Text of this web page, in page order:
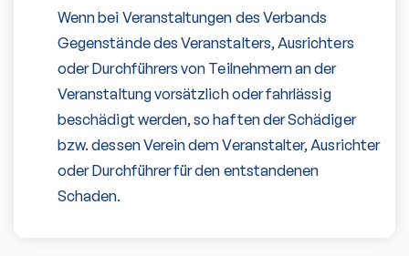
Wenn bei Veranstaltungen des Verbands
Gegenstände des Veranstalters, Ausrichters
oder Durchführers von Teilnehmern an der
Veranstaltung vorsätzlich oder fahrlässig
beschädigt werden, so haften der Schädiger
bzw. dessen Verein dem Veranstalter, Ausrichter
oder Durchführer für den entstandenen
Schaden.